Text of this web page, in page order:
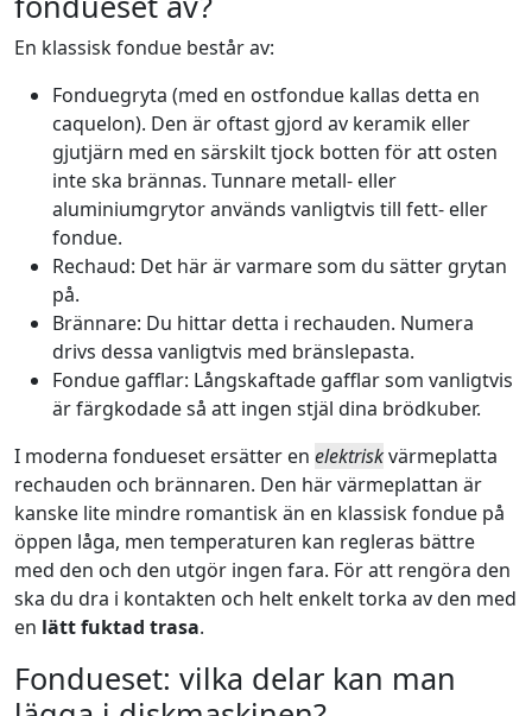
En klassisk fondue består av:
Fonduegryta (med en ostfondue kallas detta en
caquelon). Den är oftast gjord av keramik eller
gjutjärn med en särskilt tjock botten för att osten
inte ska brännas. Tunnare metall- eller
aluminiumgrytor används vanligtvis till fett- eller
fondue.
Rechaud: Det här är varmare som du sätter grytan
på.
Brännare: Du hittar detta i rechauden. Numera
drivs dessa vanligtvis med bränslepasta.
Fondue gafflar: Långskaftade gafflar som vanligtvis
är färgkodade så att ingen stjäl dina brödkuber.
I moderna fondueset ersätter en elektriskvärmeplatta
rechauden och brännaren. Den här värmeplattan är
kanske lite mindre romantisk än en klassisk fondue på
öppen låga, men temperaturen kan regleras bättre
med den och den utgör ingen fara. För att rengöra den
ska du dra i kontakten och helt enkelt torka av den med
en lätt fuktad trasa.
Fondueset: vilka delar kan man